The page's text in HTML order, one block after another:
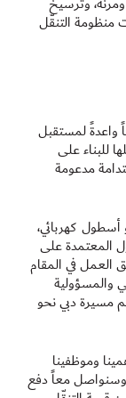
منظومة التنقّل
واعدةً لمستقبل
للبناء على
مدعومة
نحو أسطول كهربائي،
المعتمدة على
العمل في المقام
والمسؤولية
مسيرة دبي نحو
وموظفينا
وسنواصل معاً دفع